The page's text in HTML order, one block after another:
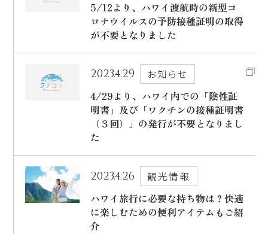
5/12より、ハワイ渡航時の新型コ
ロナウイルスの予防接種証明の取得
が不要となりました
2023.4.29
お知らせ
4/29より、ハワイ内での「陰性証
明書」及び「ワクチンの接種証明書
（３回）」の発行が不要となりまし
た
2023.4.26
観光情報
ハワイ旅行に必要な持ち物は？快適
に楽しむための便利アイテムもご紹
介
お問い合わせ
大人2名/子供0名/添い寝0名/幼児0名
宿泊+航空券を検索
宿泊予約のみのお客様
シェラトン・ワイキキ・ビーチリゾート
ロイヤルハワイアン ラグジュアリーコレクションリゾート
モアナサーフライダー ウェスティンリゾート&スパ
ご予約内容の確認・キャンセル
CLOSE